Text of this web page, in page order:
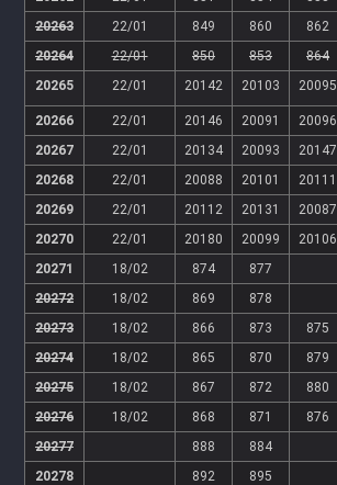
20263
22/01 849 860
862
20264
22/01 850 853
864
20265
22/01 20142 20103 20095
20266 22/01 20146 20091 20096
20267
22/01 20134 20093 20147
20268
22/01 20088 20101 20111
20269
22/01 20112 20131 20087
20270
22/01 20180 20099 20106
20271
18/02 874
877
20272
18/02 869
878
20273
18/02 866 873
875
20274
18/02 865 870
879
20275
18/02 867 872
880
20276
18/02 868 871
876
20277
888
884
20278
892
895